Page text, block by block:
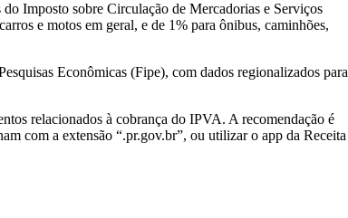
Imposto sobre Circulação de Mercadorias e Serviços
e motos em geral, e de 1% para ônibus, caminhões,
Econômicas (Fipe), com dados regionalizados para
relacionados à cobrança do IPVA. A recomendação é
com a extensão “.pr.gov.br”, ou utilizar o app da Receita